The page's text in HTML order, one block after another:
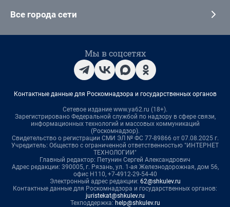
Все города сети
Мы в соцсетях
Контактные данные для Роскомнадзора и государственных органов
Сетевое издание www.ya62.ru (18+).
Зарегистрировано Федеральной службой по надзору в сфере связи,
информационных технологий и массовых коммуникаций
(Роскомнадзор).
Свидетельство о регистрации СМИ ЭЛ № ФС 77-89866 от 07.08.2025 г.
Учредитель: Общество с ограниченной ответственностью "ИНТЕРНЕТ
ТЕХНОЛОГИИ"
Главный редактор: Петунин Сергей Александрович
Адрес редакции: 390005, г. Рязань, ул. 1-ая Железнодорожная, дом 56,
офис Н110, +7-4912-29-54-40
Электронный адрес редакции: 62@shkulev.ru
Контактные данные для Роскомнадзора и государственных органов:
juristekat@shkulev.ru
Техподдержка: help@shkulev.ru